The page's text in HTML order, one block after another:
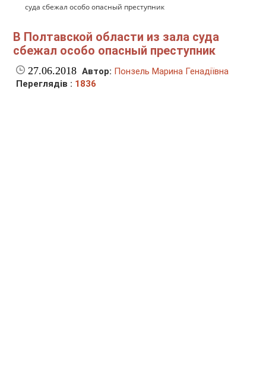
суда сбежал особо опасный преступник
В Полтавской области из зала суда
сбежал особо опасный преступник
27.06.2018 Автор: Понзель Марина Генадіївна
Переглядів : 1836